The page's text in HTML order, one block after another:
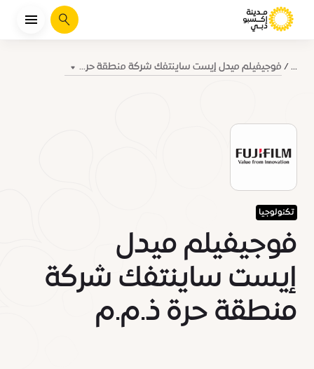
يبحث
... فوجيفيلم ميدل إيست ساينتفك شركة منطقة حر...
تكنولوجيا
فوجيفيلم ميدل
إيست ساينتفك شركة
منطقة حرة ذ.م.م